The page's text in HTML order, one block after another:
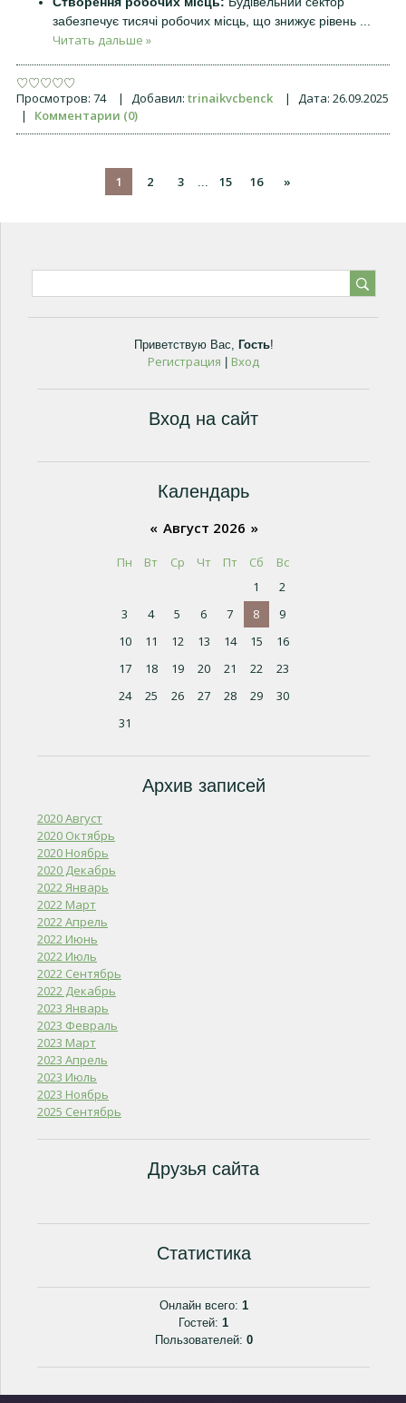
забезпечує тисячі робочих місць, що знижує рівень
Читать дальше »
Просмотров: 74 | Добавил: trinaikvcbenck | Дата: 26.09.2025
|
Комментарии (0)
1 2 3 ... 15 16 »
Приветствую Вас, Гость!
Регистрация Вход
Вход на сайт
Календарь
« Август 2026 »
Пн Вт Ср Чт Пт Сб
Вс
1
2
3
4 5 6 7 8
9
10
11 12 13 14 15
16
17
18 19 20 21 22
23
24
25 26 27 28 29
30
31
Архив записей
2020 Август
2020 Октябрь
2020 Ноябрь
2020 Декабрь
2022 Январь
2022 Март
2022 Апрель
2022 Июнь
2022 Июль
2022 Сентябрь
2022 Декабрь
2023 Январь
2023 Февраль
2023 Март
2023 Апрель
2023 Июль
2023 Ноябрь
2025 Сентябрь
Друзья сайта
Статистика
Онлайн всего: 1
Гостей: 1
Пользователей: 0